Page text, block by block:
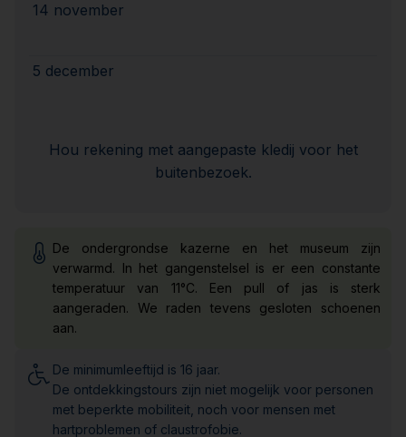
14 november
5 december
Hou rekening met aangepaste kledij voor het
buitenbezoek.
De ondergrondse kazerne en het museum zijn
verwarmd. In het gangenstelsel is er een constante
temperatuur van 11°C. Een pull of jas is sterk
aangeraden. We raden tevens gesloten schoenen
aan.
De minimumleeftijd is 16 jaar.
De ontdekkingstours zijn niet mogelijk voor personen
met beperkte mobiliteit, noch voor mensen met
hartproblemen of claustrofobie.